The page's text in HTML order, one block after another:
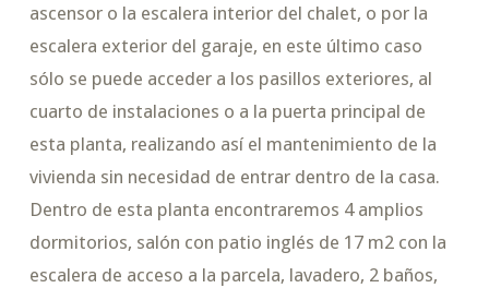
ascensor o la escalera interior del chalet, o por la
escalera exterior del garaje, en este último caso
sólo se puede acceder a los pasillos exteriores, al
cuarto de instalaciones o a la puerta principal de
esta planta, realizando así el mantenimiento de la
vivienda sin necesidad de entrar dentro de la casa.
Dentro de esta planta encontraremos 4 amplios
dormitorios, salón con patio inglés de 17 m2 con la
escalera de acceso a la parcela, lavadero, 2 baños,